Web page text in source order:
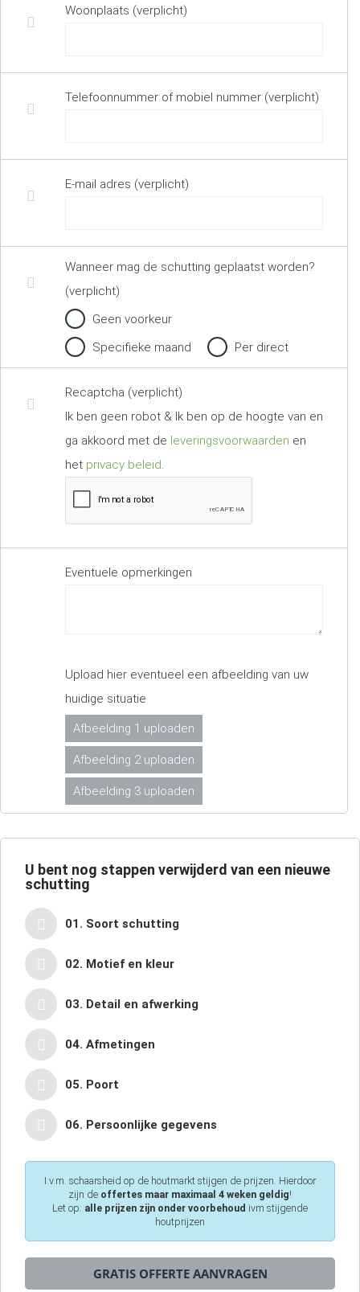
Woonplaats (verplicht)
Telefoonnummer of mobiel nummer (verplicht)
E-mail adres (verplicht)
Wanneer mag de schutting geplaatst worden?
(verplicht)
Geen voorkeur
Specifieke maand
Per direct
Recaptcha (verplicht)
Ik ben geen robot & Ik ben op de hoogte van en
ga akkoord met de leveringsvoorwaarden en
het privacy beleid.
Eventuele opmerkingen
Upload hier eventueel een afbeelding van uw
huidige situatie
Afbeelding 1 uploaden
Afbeelding 2 uploaden
Afbeelding 3 uploaden
U bent nog stappen verwijderd van een nieuwe
schutting
01. Soort schutting
02. Motief en kleur
03. Detail en afwerking
04. Afmetingen
05. Poort
06. Persoonlijke gegevens
I.v.m. schaarsheid op de houtmarkt stijgen de prijzen. Hierdoor
zijn de offertes maar maximaal 4 weken geldig!
Let op: alle prijzen zijn onder voorbehoud ivm stijgende
houtprijzen